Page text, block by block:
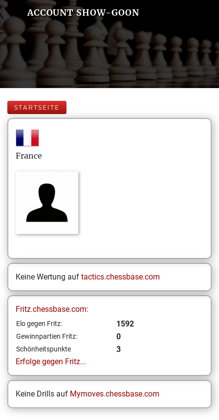
ACCOUNT SHOW-GOON
STARTSEITE
France
Keine Wertung auf tactics.chessbase.com
Fritz.chessbase.com:
Elo gegen Fritz: 1592
Gewinnpartien Fritz: 0
Schönheitspunkte
3
Erfolge gegen Fritz...
Keine Drills auf Mymoves.chessbase.com